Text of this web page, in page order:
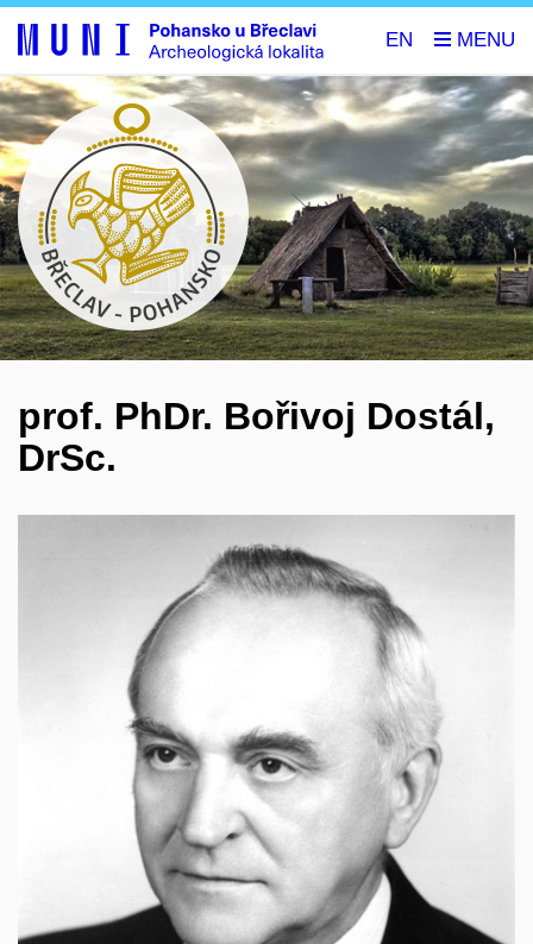
EN
prof. PhDr. Bořivoj Dostál,
DrSc.